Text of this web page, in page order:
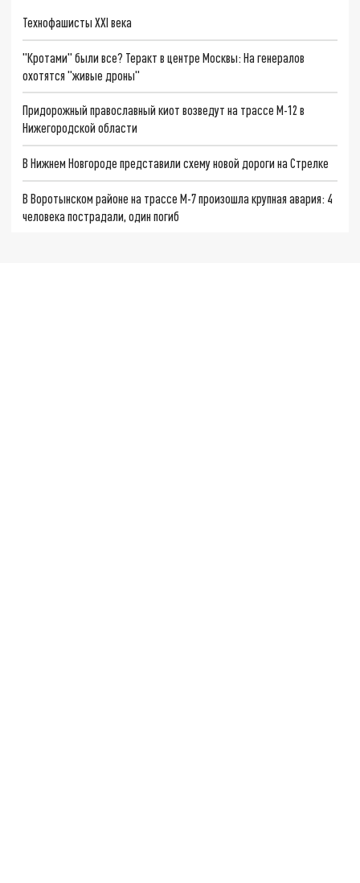
Технофашисты XXI века
"Кротами" были все? Теракт в центре Москвы: На генералов
охотятся "живые дроны"
Придорожный православный киот возведут на трассе М-12 в
Нижегородской области
В Нижнем Новгороде представили схему новой дороги на Стрелке
В Воротынском районе на трассе М-7 произошла крупная авария: 4
человека пострадали, один погиб